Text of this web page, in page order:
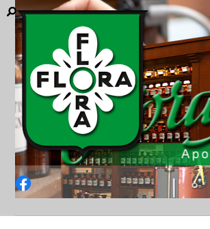
Facebook